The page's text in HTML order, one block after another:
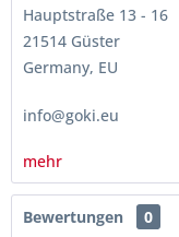
Hauptstraße 13 - 16
21514 Güster
Germany, EU
info@goki.eu
mehr
Bewertungen
0